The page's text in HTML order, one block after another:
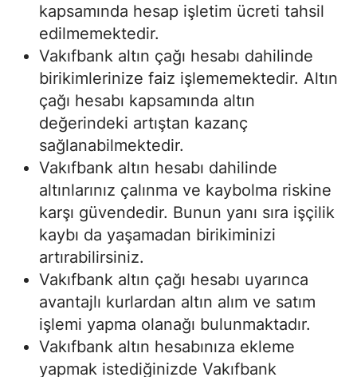
kapsamında hesap işletim ücreti tahsil
edilmemektedir.
Vakıfbank altın çağı hesabı dahilinde
birikimlerinize faiz işlememektedir. Altın
çağı hesabı kapsamında altın
değerindeki artıştan kazanç
sağlanabilmektedir.
Vakıfbank altın hesabı dahilinde
altınlarınız çalınma ve kaybolma riskine
karşı güvendedir. Bunun yanı sıra işçilik
kaybı da yaşamadan birikiminizi
artırabilirsiniz.
Vakıfbank altın çağı hesabı uyarınca
avantajlı kurlardan altın alım ve satım
işlemi yapma olanağı bulunmaktadır.
Vakıfbank altın hesabınıza ekleme
yapmak istediğinizde Vakıfbank